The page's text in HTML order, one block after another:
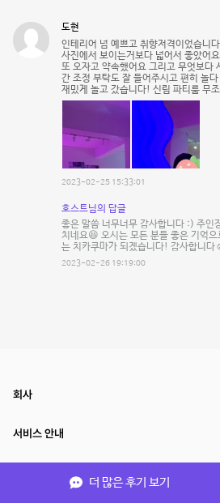
도현
인테리어 넘 예쁘고 취향저격이었습니
사진에서 보이는거보다 넓어서 좋았어
또 오자고 약속했어요 그리고 무엇보다
간 조정 부탁도 잘 들어주시고 편히 놀
재밌게 놀고 갔습니다! 신림 파티룸 무
2023-02-25 15:33:01
호스트님의 답글
좋은 말씀 너무너무 감사합니다 :) 주인
치네요😆 오시는 모든 분들 좋은 기억
는 치카쿠마가 되겠습니다! 감사합니다
2023-02-26 19:19:00
더 많은 후기 보기
회사
서비스 안내